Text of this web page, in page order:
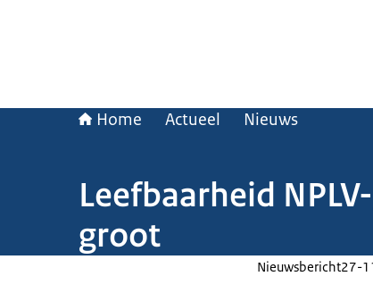
Home Actueel Nieuws
Leefbaarheid
groot
Nieuwsbericht27-